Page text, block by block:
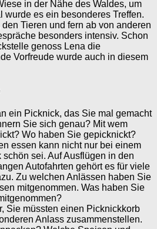
in der Nähe des Waldes, um
wurde es ein besonderes Treffen.
Tieren und fern ab von anderen
besonders intensiv. Schon
genoss Lena die
Vorfreude wurde auch in diesem
ein Picknick, das Sie mal gemacht
Sie sich genau? Mit wem
Wo haben Sie gepicknickt?
essen kann nicht nur bei einem
sei. Auf Ausflügen in den
Autofahrten gehört es für viele
Zu welchen Anlässen haben Sie
mitgenommen. Was haben Sie
Sie müssten einen Picknickkorb
Anlass zusammenstellen.